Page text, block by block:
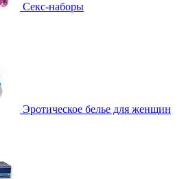
Секс-наборы
Эротическое белье для женщин